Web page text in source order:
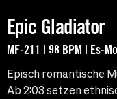
Epic Gladiator
MF-211 | 98 BPM | Es-
Episch romantische
Ab 2:03 setzen